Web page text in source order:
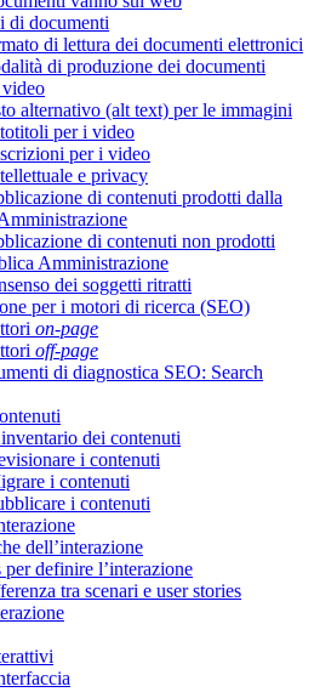
di documenti
di lettura dei documenti elettronici
di produzione dei documenti
alternativo (alt text) per le immagini
per i video
per i video
e privacy
di contenuti prodotti dalla
di contenuti non prodotti
Amministrazione
dei soggetti ritratti
per i motori di ricerca (SEO)
on-page
off-page
di diagnostica SEO: Search
dei contenuti
i contenuti
i contenuti
i contenuti
dell’interazione
per definire l’interazione
tra scenari e user stories